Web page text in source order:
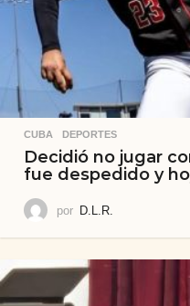
CUBA ,DEPORTES
Decidió no jugar
fue despedido y
por D.L.R.